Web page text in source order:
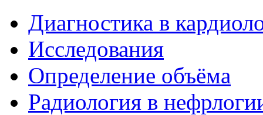
Диагностика в
Исследования
Определение объёма
Радиология в